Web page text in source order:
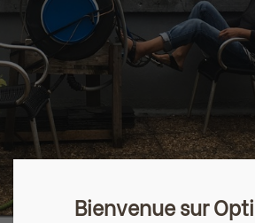
Bienvenue sur